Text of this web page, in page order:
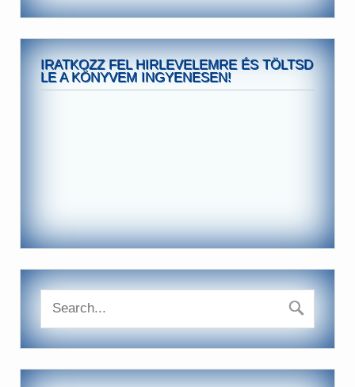
IRATKOZZ FEL HIRLEVELEMRE ÉS TÖLTSD
LE A KÖNYVEM INGYENESEN!